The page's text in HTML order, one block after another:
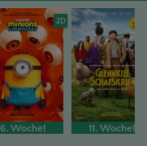
2D
6. Woche! 11. Woche!